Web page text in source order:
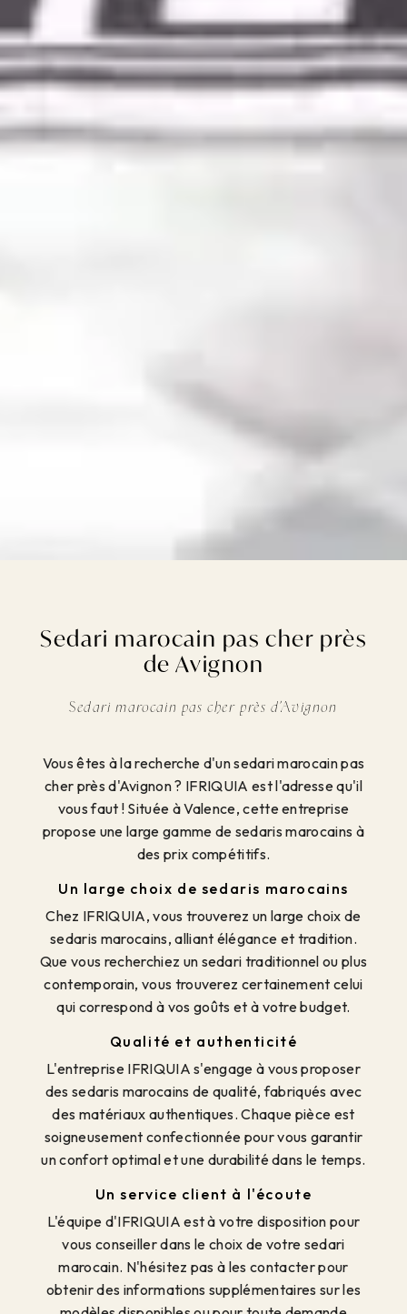
Sedari marocain pas cher près
de Avignon
Sedari marocain pas cher près d'Avignon
Vous êtes à la recherche d'un sedari marocain pas
cher près d'Avignon ? IFRIQUIA est l'adresse qu'il
vous faut ! Située à Valence, cette entreprise
propose une large gamme de sedaris marocains à
des prix compétitifs.
Un large choix de sedaris marocains
Chez IFRIQUIA, vous trouverez un large choix de
sedaris marocains, alliant élégance et tradition.
Que vous recherchiez un sedari traditionnel ou plus
contemporain, vous trouverez certainement celui
qui correspond à vos goûts et à votre budget.
Qualité et authenticité
L'entreprise IFRIQUIA s'engage à vous proposer
des sedaris marocains de qualité, fabriqués avec
des matériaux authentiques. Chaque pièce est
soigneusement confectionnée pour vous garantir
un confort optimal et une durabilité dans le temps.
Un service client à l'écoute
L'équipe d'IFRIQUIA est à votre disposition pour
vous conseiller dans le choix de votre sedari
marocain. N'hésitez pas à les contacter pour
obtenir des informations supplémentaires sur les